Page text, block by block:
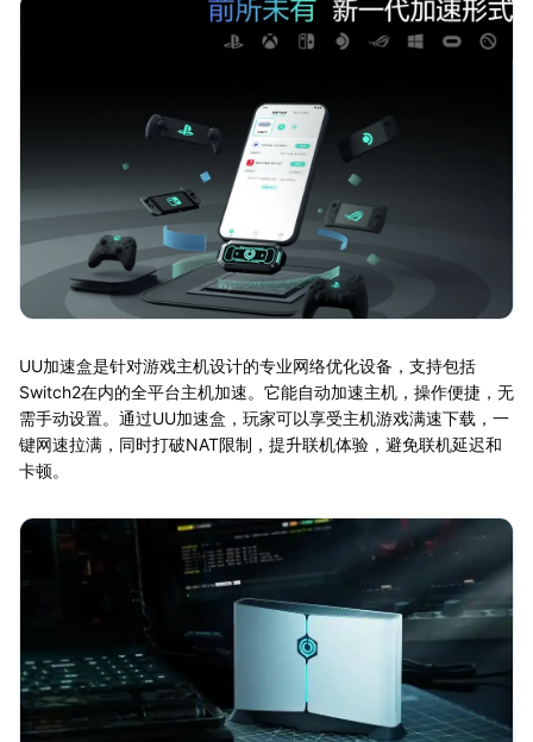
UU加速盒是针对游戏主机设计的专业网络优化设备，支持包括
Switch2在内的全平台主机加速。它能自动加速主机，操作便捷，无
需手动设置。通过UU加速盒，玩家可以享受主机游戏满速下载，一
键网速拉满，同时打破NAT限制，提升联机体验，避免联机延迟和
卡顿。